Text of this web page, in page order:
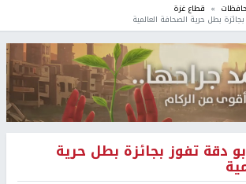
قطاع غزة
بطل حرية الصحافة العالمية
دقة تفوز بجائزة بطل حرية